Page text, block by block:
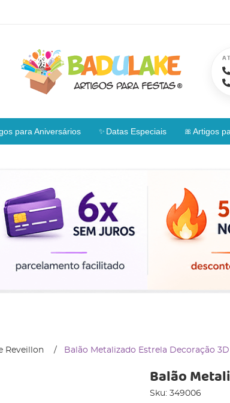
para Aniversários Datas Especiais Artigos
Reveillon Balão Metalizado Estrela Decoração 3D
Balão
Sku: 349006